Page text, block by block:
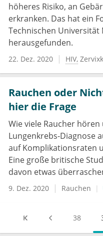
höheres Risiko, an
erkranken. Das hat ein
Technischen Universität
herausgefunden.
22. Dez. 2020 HIV
Rauchen oder
hier die Frage
Wie viele Raucher
Lungenkrebs-Diagnose
auf Komplikationsraten
Eine große britische
davon etwas
9. Dez. 2020 Rauchen
38